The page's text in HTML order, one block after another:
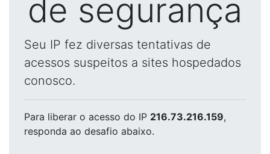
de segurança
Seu IP fez diversas tentativas de
acessos suspeitos a sites hospedados
conosco.
Para liberar o acesso do IP 216.73.216.159,
responda ao desafio abaixo.